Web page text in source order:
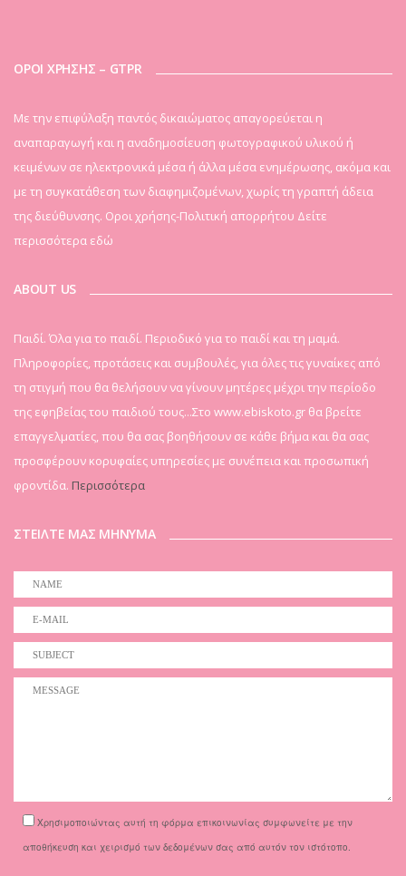
ΟΡΟΙ ΧΡΗΣΗΣ – GTPR
Mε την επιφύλαξη παντός δικαιώματος απαγορεύεται η
αναπαραγωγή και η αναδημοσίευση φωτογραφικού υλικού ή
κειμένων σε ηλεκτρονικά μέσα ή άλλα μέσα ενημέρωσης, ακόμα και
με τη συγκατάθεση των διαφημιζομένων, χωρίς τη γραπτή άδεια
της διεύθυνσης. Οροι χρήσης-Πολιτική απορρήτου Δείτε
περισσότερα εδώ
ABOUT US
Παιδί. Όλα για το παιδί. Περιοδικό για το παιδί και τη μαμά.
Πληροφορίες, προτάσεις και συμβουλές, για όλες τις γυναίκες από
τη στιγμή που θα θελήσουν να γίνουν μητέρες μέχρι την περίοδο
της εφηβείας του παιδιού τους...Στο www.ebiskoto.gr θα βρείτε
επαγγελματίες, που θα σας βοηθήσουν σε κάθε βήμα και θα σας
προσφέρουν κορυφαίες υπηρεσίες με συνέπεια και προσωπική
φροντίδα. Περισσότερα
ΣΤΕΙΛΤΕ ΜΑΣ ΜΗΝΥΜΑ
Χρησιμοποιώντας αυτή τη φόρμα επικοινωνίας συμφωνείτε με την
αποθήκευση και χειρισμό των δεδομένων σας από αυτόν τον ιστότοπο.